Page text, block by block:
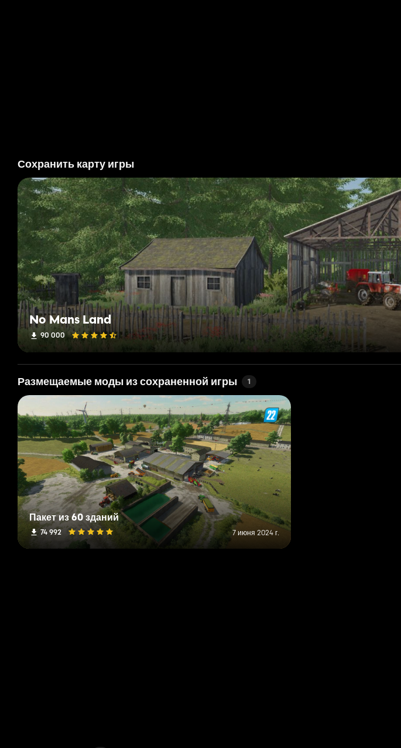
Сохранить карту игры
No Mans Land
90 000
Размещаемые моды из сохраненной игры 1
Пакет из 60 зданий
74 992 7 июня 2024 г.